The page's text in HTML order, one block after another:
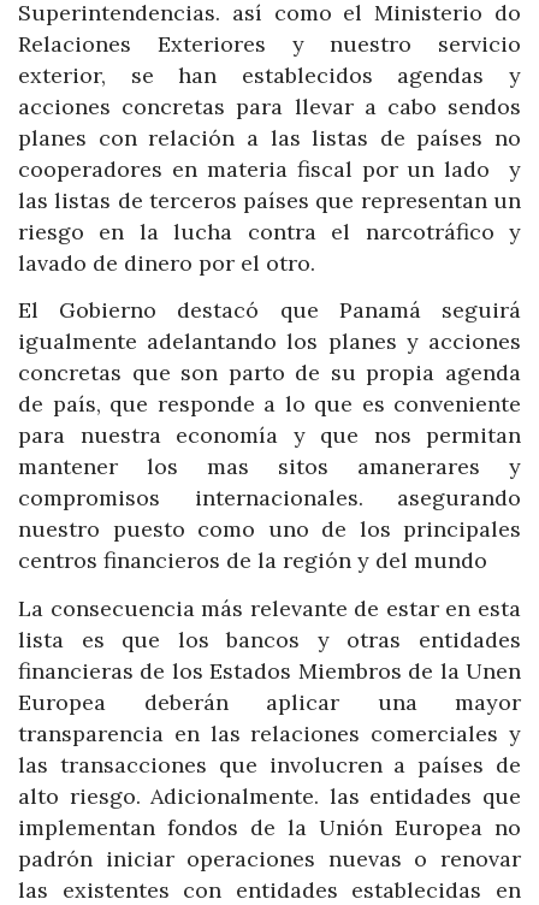
Superintendencias. así como el Ministerio do
Relaciones Exteriores y nuestro servicio
exterior, se han establecidos agendas y
acciones concretas para llevar a cabo sendos
planes con relación a las listas de países no
cooperadores en materia fiscal por un lado y
las listas de terceros países que representan un
riesgo en la lucha contra el narcotráfico y
lavado de dinero por el otro.
El Gobierno destacó que Panamá seguirá
igualmente adelantando los planes y acciones
concretas que son parto de su propia agenda
de país, que responde a lo que es conveniente
para nuestra economía y que nos permitan
mantener los mas sitos amanerares y
compromisos internacionales. asegurando
nuestro puesto como uno de los principales
centros financieros de la región y del mundo
La consecuencia más relevante de estar en esta
lista es que los bancos y otras entidades
financieras de los Estados Miembros de la Unen
Europea deberán aplicar una mayor
transparencia en las relaciones comerciales y
las transacciones que involucren a países de
alto riesgo. Adicionalmente. las entidades que
implementan fondos de la Unión Europea no
padrón iniciar operaciones nuevas o renovar
las existentes con entidades establecidas en